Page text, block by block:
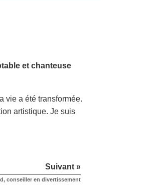
et chanteuse
vie a été transformée.
artistique. Je suis
Suivant »
conseiller en divertissement